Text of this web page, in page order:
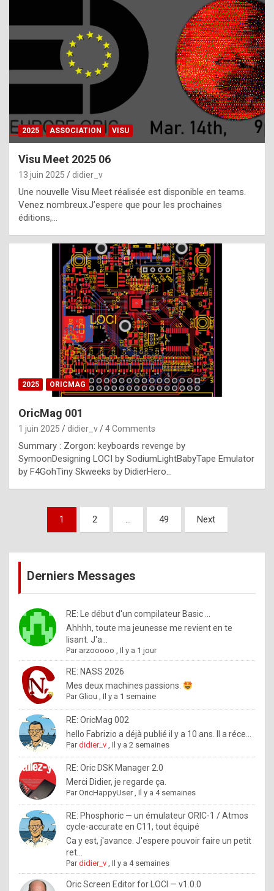
h
a
t
t
e
b
e
s
t
p
h
o
n
y
l
e
x
a
%
m
a
d
b
y
o
l
e
x
.
I
f
y
o
2025 ASSOCIATION VISU
Visu Meet 2025 06
13 juin 2025 didier_v
Une nouvelle Visu Meet réalisée est disponible en teams.
Venez nombreux.J’espere que pour les prochaines
éditions,…
2025 ORICMAG
OricMag 001
1 juin 2025 didier_v 4 Comments
Summary : Zorgon: keyboards revenge by
SymoonDesigning LOCI by SodiumLightBabyTape Emulator
by F4GohTiny Skweeks by DidierHero…
Pagination
publications
1 2 … 49 Next
Derniers Messages
RE: Le début d'un compilateur Basic ...
Ahhhh, toute ma jeunesse me revient en te
lisant. J'a...
Par arzooooo ,Il y a 1 jour
RE: NASS 2026
Mes deux machines passions.
ParGliou ,Il y a 1 semaine
RE: OricMag 002
hello Fabrizio a déjà publié il y a 10 ans. Il a réce...
Pardidier_v ,Il y a 2 semaines
RE: Oric DSK Manager 2.0
Merci Didier, je regarde ça.
ParOricHappyUser,Il y a 4 semaines
RE: Phosphoric — un émulateur ORIC-1 / Atmos
cycle-accurate en C11, tout équipé
Ca y est, j'avance. J'espere pouvoir faire un petit
ret...
Pardidier_v ,Il y a 4 semaines
Oric Screen Editor for LOCI — v1.0.0